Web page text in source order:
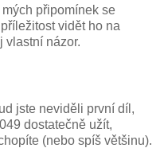
připomínek se
vidět ho na
názor.
jste neviděli první díl,
dostatečně užít,
(nebo spíš většinu).